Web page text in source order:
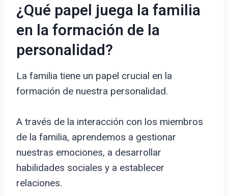
¿Qué papel juega la familia
en la formación de la
personalidad?
La familia tiene un papel crucial en la
formación de nuestra personalidad.
A través de la interacción con los miembros
de la familia, aprendemos a gestionar
nuestras emociones, a desarrollar
habilidades sociales y a establecer
relaciones.